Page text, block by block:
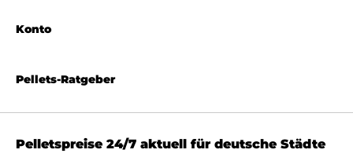
Pellets-Ratgeber
Konto
Pelletspreise 24/7 aktuell für deutsche Städte